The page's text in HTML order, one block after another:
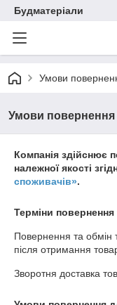
Будматеріали
Умови
Умови повернення
Компанія здійснює
належної якості
споживачів».
Терміни повернення
Повернення та обмін
після отримання
Зворотня доставка